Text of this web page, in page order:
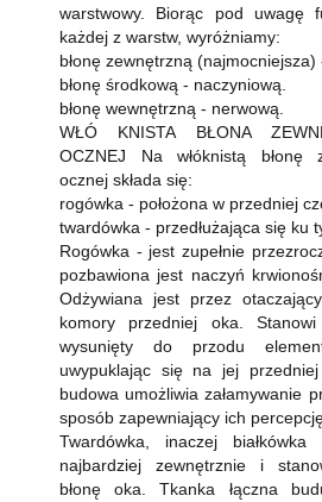
warstwowy. Biorąc pod uwagę
każdej z warstw, wyróżniamy:
błonę zewnętrzną (najmocniejsza)
błonę środkową - naczyniową.
błonę wewnętrzną - nerwową.
WŁÓ KNISTA BŁONA
OCZNEJ Na włóknistą błonę
ocznej składa się:
rogówka - położona w przedniej
twardówka - przedłużająca się ku
Rogówka - jest zupełnie
pozbawiona jest naczyń
Odżywiana jest przez
komory przedniej oka.
wysunięty do przodu
uwypuklając się na jej
budowa umożliwia załamywanie
sposób zapewniający ich
Twardówka, inaczej
najbardziej zewnętrznie i
błonę oka. Tkanka łączna